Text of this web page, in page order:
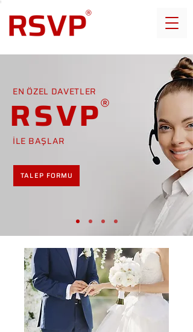
EN ÖZEL DAVETLER
RSVP
İLE BAŞLAR
TALEP FORMU